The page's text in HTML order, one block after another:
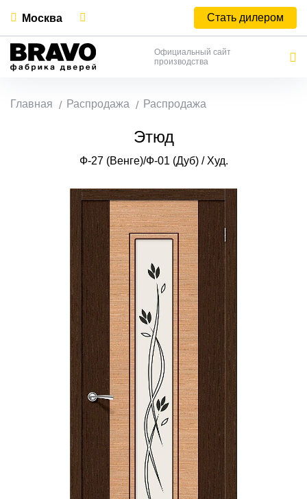
Москва Стать дилером
Официальный сайт
производства
Главная Распродажа Распродажа
Этюд
Ф-27 (Венге)/Ф-01 (Дуб) / Худ.